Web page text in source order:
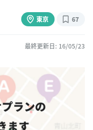
東京 67
最終更新日: 16/05/23